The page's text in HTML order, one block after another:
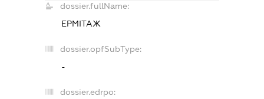
dossier.fullName:
ЕРМІТАЖ
dossier.opfSubType:
-
dossier.edrpo: